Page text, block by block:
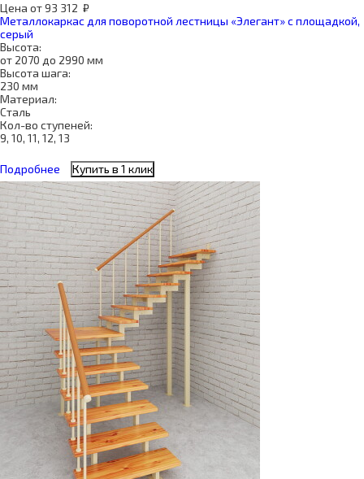
Цена от93 312 ₽
Металлокаркас для поворотной лестницы «Элегант» с площадкой,
серый
Высота:
от 2070 до 2990 мм
Высота шага:
230 мм
Материал:
Сталь
Кол-во ступеней:
9, 10, 11, 12, 13
Подробнее Купить в 1 клик